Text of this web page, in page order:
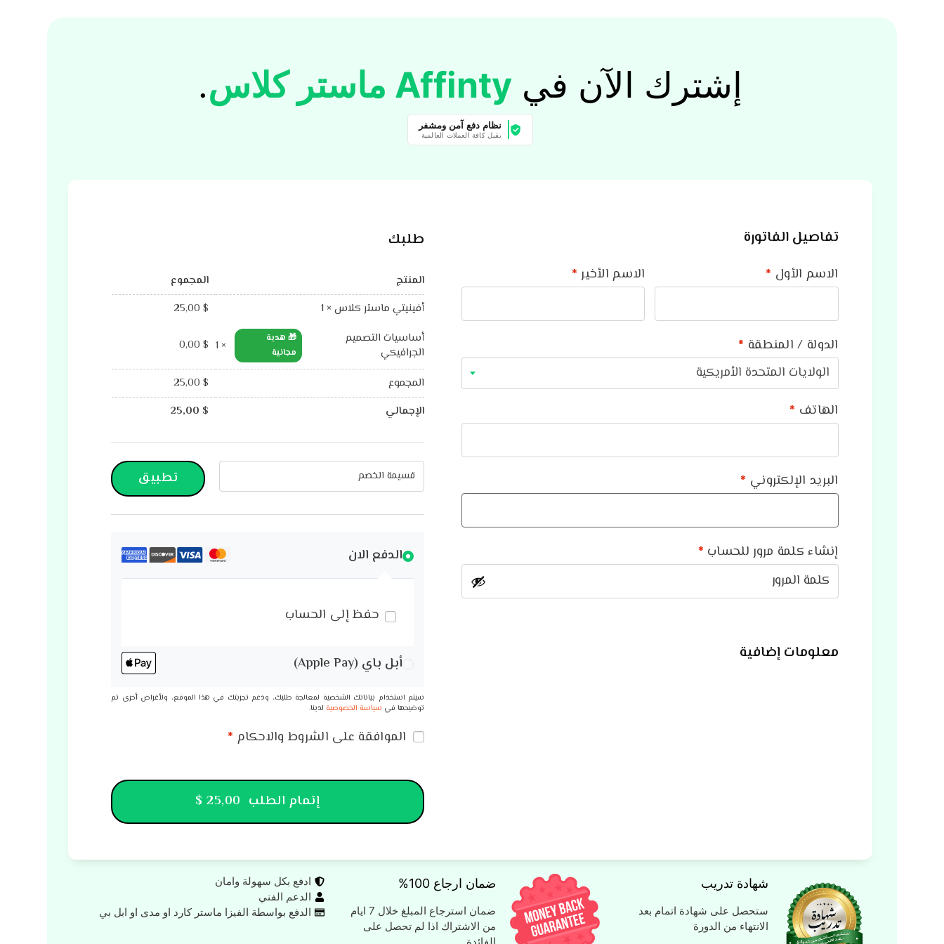
إشترك الآن في Affinty ماستر كلاس .
نظام دفع آمن ومشفر
يقبل كافة العملات العالمية
تفاصيل الفاتورة
الاسم الأول * الاسم الأخير *
الدولة / المنطقة *
الولايات المتحدة الأمريكية
الهاتف *
البريد الإلكتروني *
إنشاء كلمة مرور للحساب *
معلومات إضافية
طلبك
المنتج
المجموع
أفينيتي ماستر كلاس × 1
25,00$
أساسيات التصميم
الجرافيكي
🎁 هدية
مجانية
× 1
0,00$
المجموع 25,00$
الإجمالي
25,00 $
تطبيق
الدفع الان
حفظ إلى الحساب
أبل باي (Apple Pay)
سيتم استخدام بياناتك الشخصية لمعالجة طلبك، ودعم تجربتك في هذا الموقع، ولأغراض أخرى تم
توضيحها في سياسة الخصوصية لدينا.
الموافقة على الشروط والاحكام *
إتمام الطلب 25,00 $
شهادة تدريب
ستحصل على شهادة اتمام بعد
الانتهاء من الدورة
ضمان ارجاع 100%
ضمان استرجاع المبلغ خلال 7 ايام
من الاشتراك اذا لم تحصل على
ادفع بكل سهولة وامان
الدعم الفني
الدفع بواسطة الفيزا ماستر كارد او مدى او ابل بي